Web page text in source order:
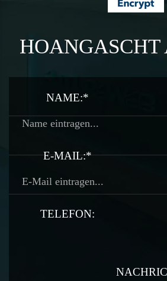
NAME:*
E-MAIL:*
TELEFON: